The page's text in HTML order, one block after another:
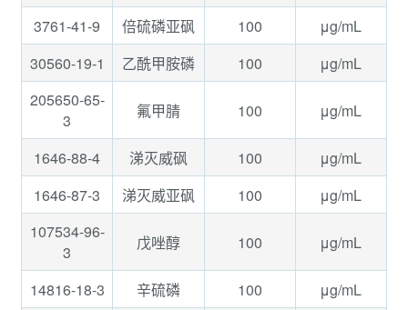
3761-41-9 倍硫磷亚砜 100
μg/mL
30560-19-1
乙酰甲胺磷 100
μg/mL
205650-65-
3
氟甲腈 100 μg/mL
1646-88-4 涕灭威砜 100
μg/mL
1646-87-3
涕灭威亚砜 100
μg/mL
107534-96-
3
戊唑醇 100 μg/mL
14816-18-3 辛硫磷 100
μg/mL